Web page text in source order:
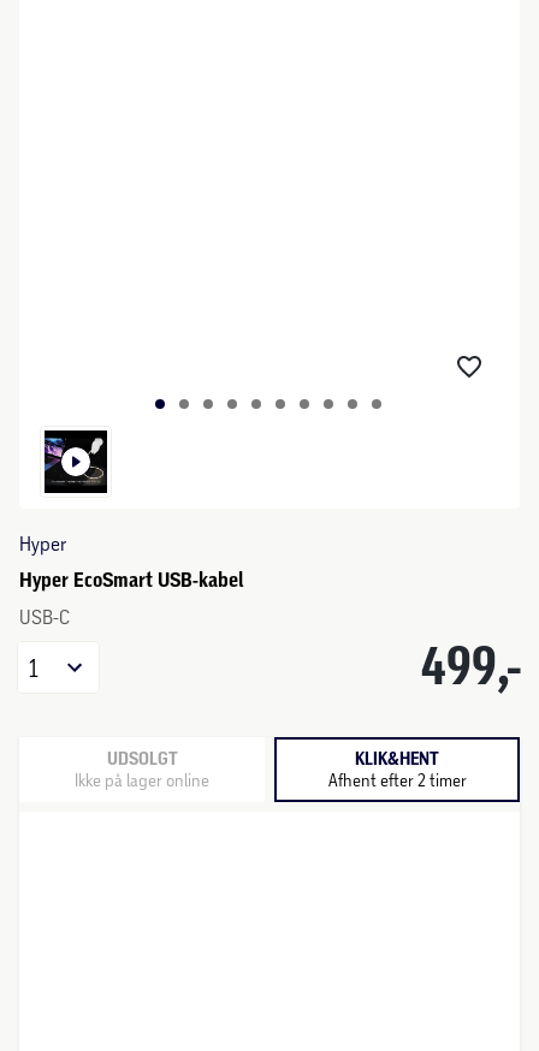
Hyper
Hyper EcoSmart USB-kabel
USB-C
499,-
1
UDSOLGT
Ikke på lager online
KLIK&HENT
Afhent efter 2 timer